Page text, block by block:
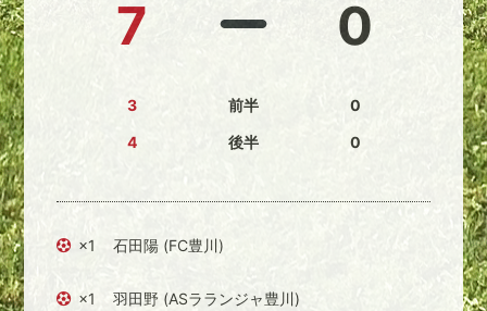
7
3
4
前半
後半
0
0
0
石田陽 (FC豊川)
×1
羽田野 (ASラランジャ豊川)
×1